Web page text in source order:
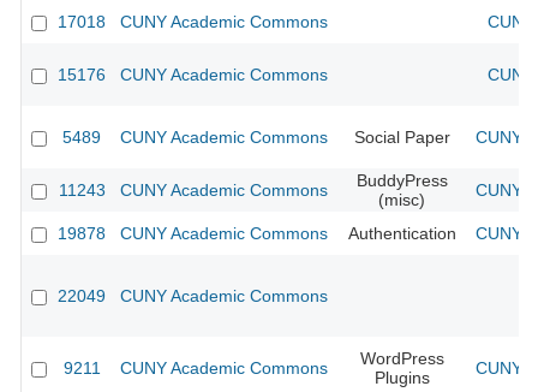
17018 CUNY Academic Commons
15176 CUNY Academic Commons
5489 CUNY Academic Commons Social Paper CUNY
11243 CUNY Academic Commons
BuddyPress
(misc)
CUNY
19878 CUNY Academic Commons Authentication CUNY
22049 CUNY Academic Commons
9211 CUNY Academic Commons
WordPress
Plugins
CUNY